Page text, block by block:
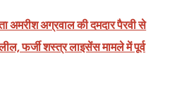
अमरीश अग्रवाल की दमदार पैरवी से
फर्जी शस्त्र लाइसेंस मामले में पूर्व